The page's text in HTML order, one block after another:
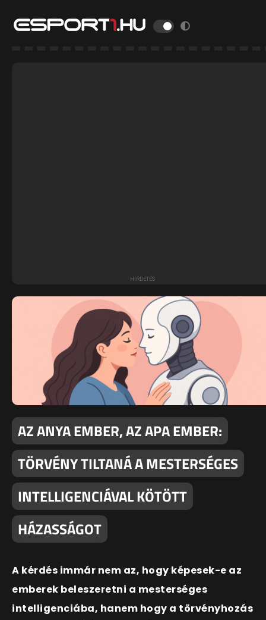
AZ ANYA EMBER, AZ APA EMBER:
TÖRVÉNY TILTANÁ A MESTERSÉGES
INTELLIGENCIÁVAL KÖTÖTT
HÁZASSÁGOT
A kérdés immár nem az, hogy képesek-e az
emberek beleszeretni a mesterséges
intelligenciába, hanem hogy a törvényhozás